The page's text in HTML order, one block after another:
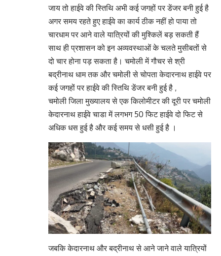
जाय तो हाईवे की स्तिथि अभी कई जगहों पर डेंजर बनी हुई है
अगर समय रहते हुए हाईवे का कार्य ठीक नहीं हो पाया तो
चारधाम पर आने वाले यात्रियों की मुश्किलें बड़ सकती हैं
साथ ही प्रशासन को इन अव्यवस्थाओं के चलते मुसीबतों से
दो चार होना पड़ सकता है। चमोली में गौचर से श्री
बद्रीनाथ धाम तक और चमोली से चोपता केदारनाथ हाईवे पर
कई जगहों पर हाईवे की स्तिथि डेंजर बनी हुई है ,
चमोली जिला मुख्यालय से एक किलोमीटर की दूरी पर चमोली
केदारनाथ हाईवे चाडा में लगभग 50 फिट हाईवे दो फिट से
अधिक धस हुई है और कई समय से धसी हुई है ।
जबकि केदारनाथ और बद्रीनाथ से आने जाने वाले यात्रियों